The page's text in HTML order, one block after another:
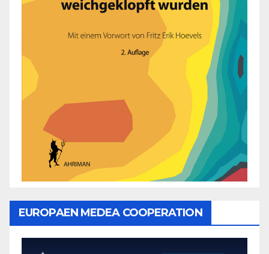
EUROPAEN MEDEA COOPERATION